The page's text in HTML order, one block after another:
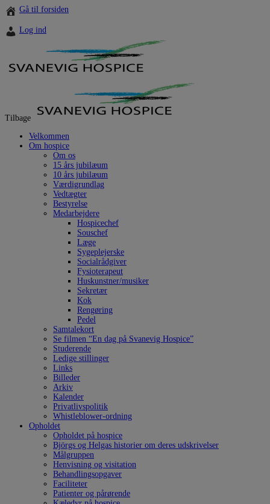
Hop
til
indholdet
Gå til forsiden
Log ind
Tilbage
Velkommen
Om hospice
Om os
15 års jubilæum
10 års jubilæum
Værdigrundlag
Vedtægter
Bestyrelse
Medarbejdere
Hospicechef
Souschef
Læge
Sygeplejerske
Socialrådgiver
Fysioterapeut
Huskunstner/musiker
Sekretær
Kok
Rengøring
Pedel
Samtalekort
Se filmen “En dag på Svanevig Hospice”
Studerende
Ledige stillinger
Links
Billeder
Arkiv
Kalender
Privatlivspolitik
Whistleblower-ordning
Opholdet
Opholdet på hospice
Björgs og Helgas historier om deres udskrivelser
Målgruppen
Henvisning og visitation
Behandlingsopgaver
Faciliteter
Patienter og pårørende